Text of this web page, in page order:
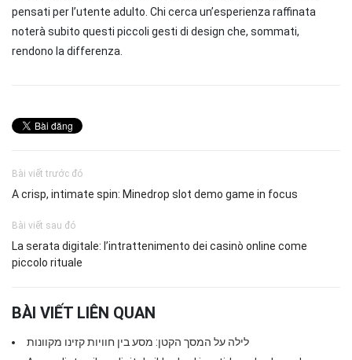
pensati per l’utente adulto. Chi cerca un’esperienza raffinata
noterà subito questi piccoli gesti di design che, sommati,
rendono la differenza.
Bài viết trước đó
A crisp, intimate spin: Minedrop slot demo game in focus
Bài viết sau đó
La serata digitale: l’intrattenimento dei casinò online come
piccolo rituale
BÀI VIẾT LIÊN QUAN
לילה על המסך הקטן: מסע בין חוויות קזינו מקוונות